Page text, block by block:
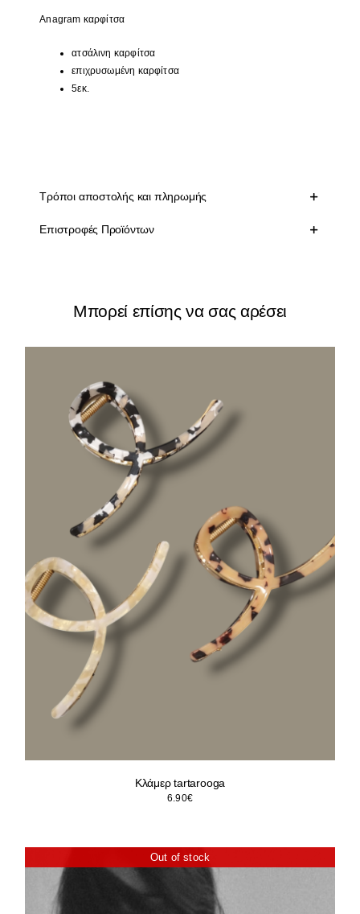
Anagram καρφίτσα
ατσάλινη καρφίτσα
επιχρυσωμένη καρφίτσα
5εκ.
Τρόποι αποστολής και πληρωμής
Επιστροφές Προϊόντων
Μπορεί επίσης να σας αρέσει
Κλάμερ tartarooga
6.90€
Out of stock